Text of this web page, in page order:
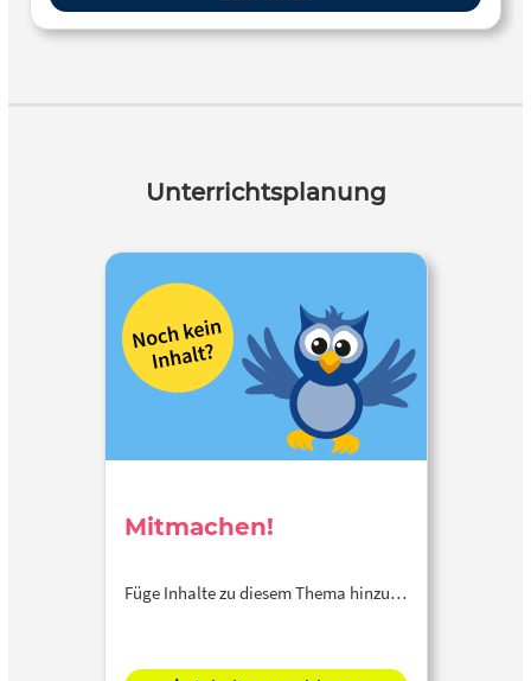
Unterrichtsplanung
Mitmachen!
Füge Inhalte zu diesem Thema hinzu…